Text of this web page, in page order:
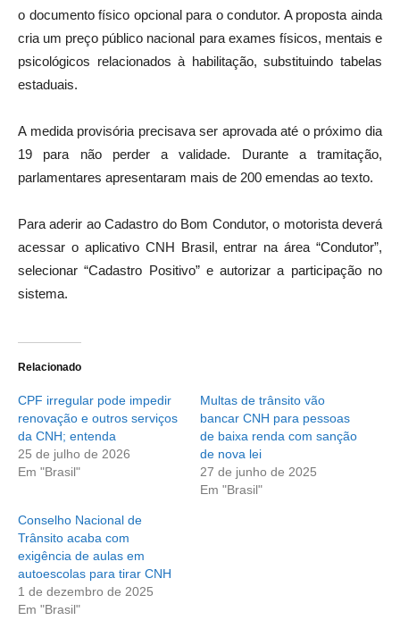
o documento físico opcional para o condutor. A proposta ainda
cria um preço público nacional para exames físicos, mentais e
psicológicos relacionados à habilitação, substituindo tabelas
estaduais.
A medida provisória precisava ser aprovada até o próximo dia
19 para não perder a validade. Durante a tramitação,
parlamentares apresentaram mais de 200 emendas ao texto.
Para aderir ao Cadastro do Bom Condutor, o motorista deverá
acessar o aplicativo CNH Brasil, entrar na área “Condutor”,
selecionar “Cadastro Positivo” e autorizar a participação no
sistema.
Relacionado
CPF irregular pode impedir
renovação e outros serviços
da CNH; entenda
25 de julho de 2026
Em "Brasil"
Multas de trânsito vão
bancar CNH para pessoas
de baixa renda com sanção
de nova lei
27 de junho de 2025
Em "Brasil"
Conselho Nacional de
Trânsito acaba com
exigência de aulas em
autoescolas para tirar CNH
1 de dezembro de 2025
Em "Brasil"